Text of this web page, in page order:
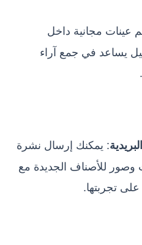
عينات مجانية داخل
يساعد في جمع آراء
: يمكنك إرسال نشرة
وصور للأصناف الجديدة مع
تجربتها.